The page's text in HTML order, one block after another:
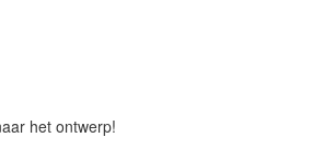
het ontwerp!